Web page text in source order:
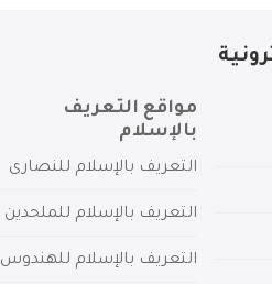
مواقع التعريف
بالإسلام
التعريف بالإسلام للنصارى
التعريف بالإسلام للملحدين
التعريف بالإسلام للهندوس